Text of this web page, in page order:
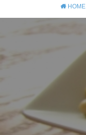
HOME